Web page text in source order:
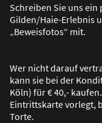
Schreiben Sie uns
Gilden/Haie-Erlebnis
„Beweisfotos“ mit.
Wer nicht darauf
kann sie bei der
Köln) für € 40,-
Eintrittskarte vorlegt,
Torte.